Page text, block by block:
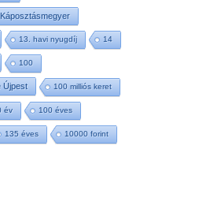
13. havi nyugdíj 14
100
Újpest 100 milliós keret
év 100 éves
135 éves 10000 forint